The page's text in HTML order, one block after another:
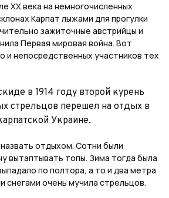
ХХ века на немногочисленных
Карпат лыжами для прогулки
зажиточные австрийцы и
Первая мировая война. Вот
и непосредственных участников тех
в 1914 году второй курень
стрельцов перешел на отдых в
Украине.
отдыхом. Сотни были
вытаптывать топы. Зима тогда была
по полтора, а то и два метра
снегами очень мучила стрельцов.